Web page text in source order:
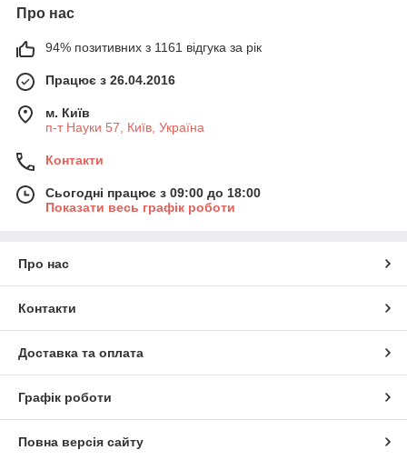
Про нас
94% позитивних з 1161 відгука за рік
Працює з 26.04.2016
м. Київ
п-т Науки 57, Київ, Україна
Контакти
Сьогодні працює з 09:00 до 18:00
Показати весь графік роботи
Про нас
Контакти
Доставка та оплата
Графік роботи
Повна версія сайту